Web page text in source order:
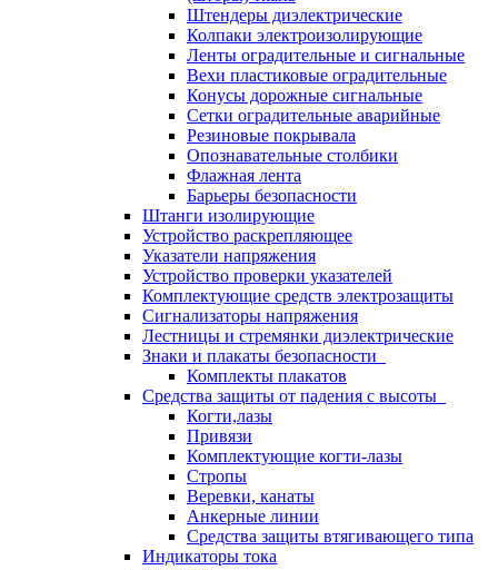
Штендеры диэлектрические
Колпаки электроизолирующие
Ленты оградительные и сигнальные
Вехи пластиковые оградительные
Конусы дорожные сигнальные
Сетки оградительные аварийные
Резиновые покрывала
Опознавательные столбики
Флажная лента
Барьеры безопасности
Штанги изолирующие
Устройство раскрепляющее
Указатели напряжения
Устройство проверки указателей
Комплектующие средств электрозащиты
Сигнализаторы напряжения
Лестницы и стремянки диэлектрические
Знаки и плакаты безопасности
Комплекты плакатов
Средства защиты от падения с высоты
Когти,лазы
Привязи
Комплектующие когти-лазы
Стропы
Веревки, канаты
Анкерные линии
Средства защиты втягивающего типа
Индикаторы тока